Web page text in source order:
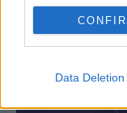
Data Deletion
Θετικές
ιταλικού εδάφους
πλαίσιο του